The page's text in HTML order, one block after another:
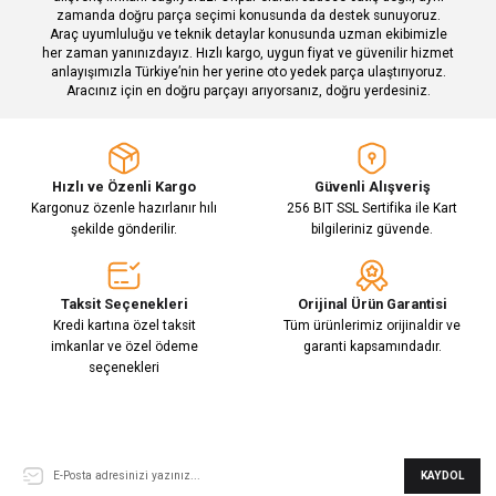
Gönder
zamanda doğru parça seçimi konusunda da destek sunuyoruz.
Araç uyumluluğu ve teknik detaylar konusunda uzman ekibimizle
her zaman yanınızdayız. Hızlı kargo, uygun fiyat ve güvenilir hizmet
anlayışımızla Türkiye’nin her yerine oto yedek parça ulaştırıyoruz.
Aracınız için en doğru parçayı arıyorsanız, doğru yerdesiniz.
Hızlı ve Özenli Kargo
Kargonuz özenle hazırlanır hılı
şekilde gönderilir.
Güvenli Alışveriş
256 BIT SSL Sertifika ile Kart
bilgileriniz güvende.
Taksit Seçenekleri
Kredi kartına özel taksit
imkanlar ve özel ödeme
seçenekleri
Orijinal Ürün Garantisi
Tüm ürünlerimiz orijinaldir ve
garanti kapsamındadır.
KAYDOL